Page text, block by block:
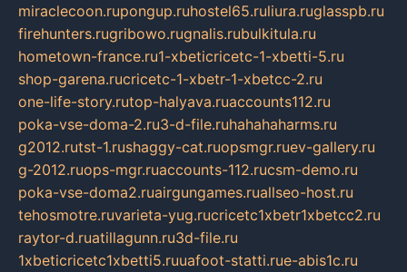
miraclecoon.rupongup.ruhostel65.ruliura.ruglasspb.ru
firehunters.rugribowo.rugnalis.rubulkitula.ru
hometown-france.ru1-xbeticricetc-1-xbetti-5.ru
shop-garena.rucricetc-1-xbetr-1-xbetcc-2.ru
one-life-story.rutop-halyava.ruaccounts112.ru
poka-vse-doma-2.ru3-d-file.ruhahahaharms.ru
g2012.rutst-1.rushaggy-cat.ruopsmgr.ruev-gallery.ru
g-2012.ruops-mgr.ruaccounts-112.rucsm-demo.ru
poka-vse-doma2.ruairgungames.ruallseo-host.ru
tehosmotre.ruvarieta-yug.rucricetc1xbetr1xbetcc2.ru
raytor-d.ruatillagunn.ru3d-file.ru
1xbeticricetc1xbetti5.ruuafoot-statti.rue-abis1c.ru